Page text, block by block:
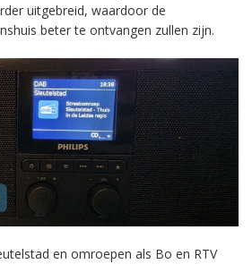
uitgebreid, waardoor de
beter te ontvangen zullen zijn.
en omroepen als Bo en RTV